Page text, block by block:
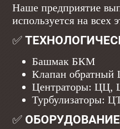
Наше предприятие
используется на всех
✅
Башмак БКМ
Клапан
Центраторы:
Турбулизаторы:
✅